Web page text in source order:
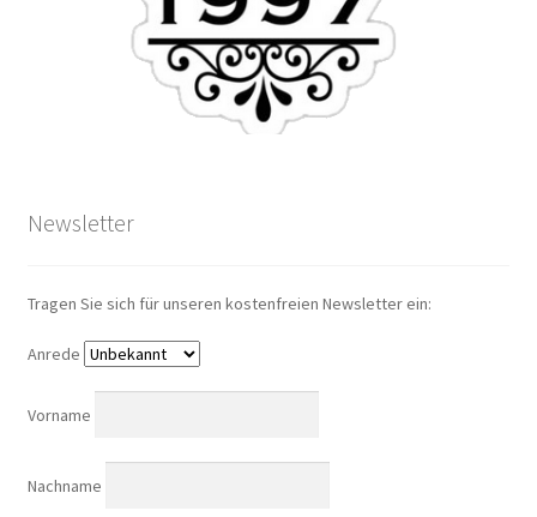
Newsletter
Tragen Sie sich für unseren kostenfreien Newsletter ein:
Anrede
Vorname
Nachname